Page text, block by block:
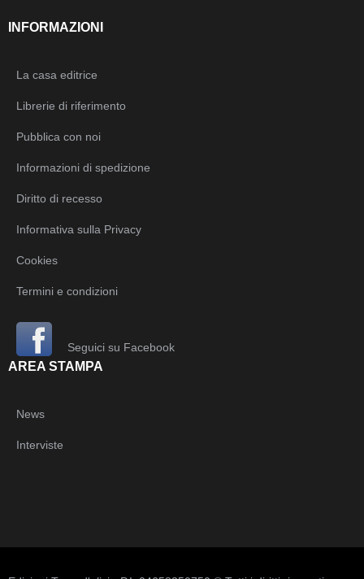
INFORMAZIONI
La casa editrice
Librerie di riferimento
Pubblica con noi
Informazioni di spedizione
Diritto di recesso
Informativa sulla Privacy
Cookies
Termini e condizioni
Seguici su Facebook
AREA STAMPA
News
Interviste